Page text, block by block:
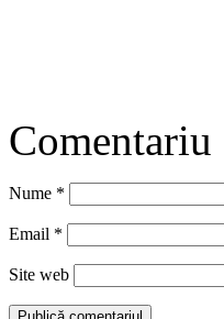
Comentariu
Nume *
Email *
Site web